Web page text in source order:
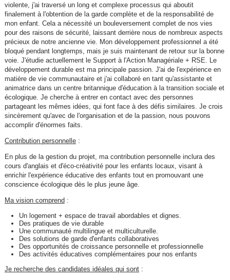
violente, j'ai traversé un long et complexe processus qui aboutit
finalement à l'obtention de la garde complète et de la responsabilité de
mon enfant. Cela a nécessité un bouleversement complet de nos vies
pour des raisons de sécurité, laissant derrière nous de nombreux aspects
précieux de notre ancienne vie. Mon développement professionnel a été
bloqué pendant longtemps, mais je suis maintenant de retour sur la bonne
voie. J'étudie actuellement le Support à l'Action Managériale + RSE. Le
développement durable est ma principale passion. J'ai de l'expérience en
matière de vie communautaire et j'ai collaboré en tant qu'assistante et
animatrice dans un centre britannique d'éducation à la transition sociale et
écologique. Je cherche à entrer en contact avec des personnes
partageant les mêmes idées, qui font face à des défis similaires. Je crois
sincèrement qu'avec de l'organisation et de la passion, nous pouvons
accomplir d'énormes faits.
Contribution personnelle:
En plus de la gestion du projet, ma contribution personnelle inclura des
cours d'anglais et d'éco-créativité pour les enfants locaux, visant à
enrichir l'expérience éducative des enfants tout en promouvant une
conscience écologique dès le plus jeune âge.
Ma vision comprend :
Un logement + espace de travail abordables et dignes.
Des pratiques de vie durable
Une communauté multilingue et multiculturelle.
Des solutions de garde d'enfants collaboratives
Des opportunités de croissance personnelle et professionnelle
Des activités éducatives complémentaires pour nos enfants
Je recherche des candidates idéales qui sont: